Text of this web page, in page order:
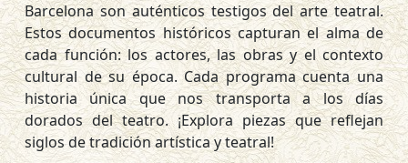
Barcelona son auténticos testigos del arte teatral.
Estos documentos históricos capturan el alma de
cada función: los actores, las obras y el contexto
cultural de su época. Cada programa cuenta una
historia única que nos transporta a los días
dorados del teatro. ¡Explora piezas que reflejan
siglos de tradición artística y teatral!